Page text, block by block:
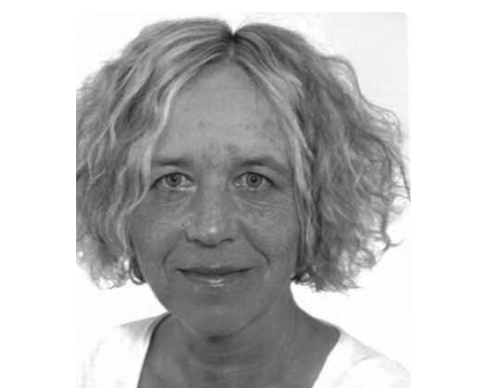
REISEFÜHRER
REISEMAGAZINE
THEMEN
ANGEBOTE